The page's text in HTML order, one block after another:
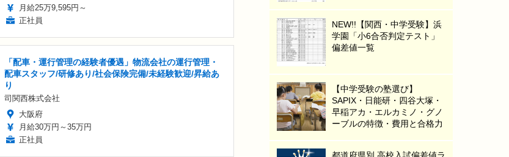
月給25万9,595円～
正社員
「配車・運行管理の経験者優遇」物流会社の運行管理・
配車スタッフ/研修あり/社会保険完備/未経験歓迎/昇給あ
り
司関西株式会社
大阪府
月給30万円～35万円
正社員
NEW!!【関西・中学受験】浜
学園「小6合否判定テスト」
偏差値一覧
【中学受験の塾選び】
SAPIX・日能研・四谷大塚・
早稲アカ・エルカミノ・グノ
ーブルの特徴・費用と合格力